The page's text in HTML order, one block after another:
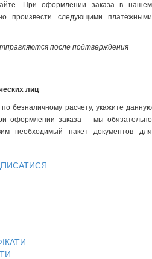
При оформлении заказа в нашем
произвести следующими платёжными
после подтверждения
лиц
безналичному расчету, укажите данную
оформлении заказа – мы обязательно
необходимый пакет документов для